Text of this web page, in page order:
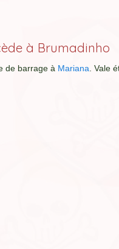
à Brumadinho
de barrage à Mariana. Vale